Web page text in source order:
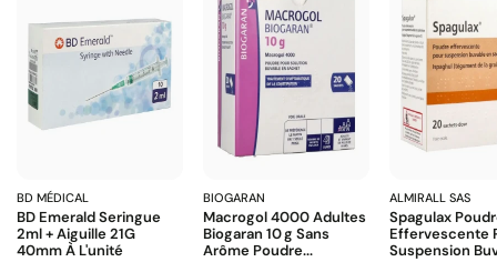
BD MÉDICAL
BD Emerald Seringue
2ml + Aiguille 21G
40mm À L'unité
BIOGARAN
Macrogol 4000 Adultes
Biogaran 10 G Sans
Arôme Poudre...
ALMIRALL SAS
Spagulax
Effervescente
Suspension